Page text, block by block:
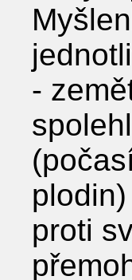
-
proti